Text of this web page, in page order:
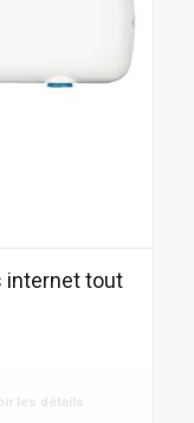
internet tout